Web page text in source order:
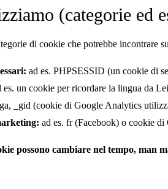
(categorie ed
di cookie che potrebbe incontrare
ad es. PHPSESSID (un cookie di
es. un cookie per ricordare la lingua da
_gid (cookie di Google Analytics
ad es. fr (Facebook) o cookie
possono cambiare nel tempo, man